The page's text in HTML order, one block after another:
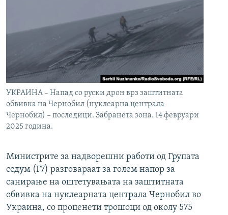
УКРАИНА – Напад со руски дрон врз заштитната
обвивка на Чернобил (нуклеарна централа
Чернобил) – последици. Забранета зона. 14 февруари
2025 година.
Министрите за надворешни работи од Групата
седум (Г7) разговараат за голем напор за
санирање на оштетувањата на заштитната
обвивка на нуклеарната централа Чернобил во
Украина, со проценети трошоци од околу 575